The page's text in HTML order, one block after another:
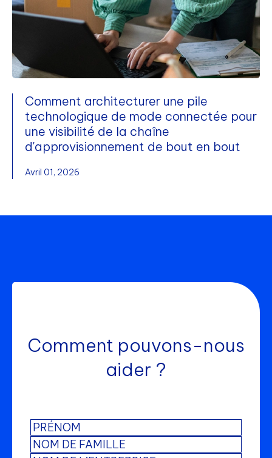
Comment architecturer une pile
technologique de mode connectée pour
une visibilité de la chaîne
d'approvisionnement de bout en bout
Avril 01, 2026
Comment pouvons-nous
aider ?